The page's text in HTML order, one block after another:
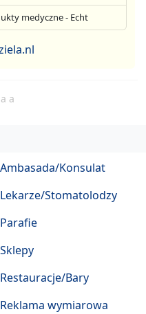
medyczne - Echt
a
Ambasada/Konsulat
Lekarze/Stomatolodzy
Parafie
Sklepy
Restauracje/Bary
Reklama wymiarowa